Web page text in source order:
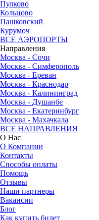
Пулково
Кольцово
Пашковский
Курумоч
ВСЕ АЭРОПОРТЫ
Направления
Москва - Сочи
Москва - Симферополь
Москва - Ереван
Москва - Краснодар
Москва - Калининград
Москва - Душанбе
Москва - Екатеринбург
Москва - Махачкала
ВСЕ НАПРАВЛЕНИЯ
О Нас
О Компании
Контакты
Способы оплаты
Помощь
Отзывы
Наши партнеры
Вакансии
Блог
Как купить билет